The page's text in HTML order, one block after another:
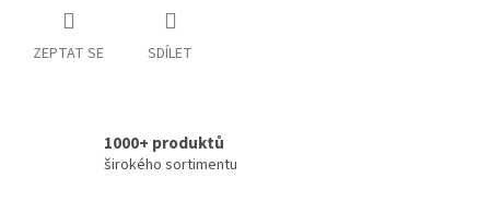
ZEPTAT SE SDÍLET
1000+ produktů
širokého sortimentu